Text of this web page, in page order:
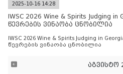
2025-10-16 14:28
IWSC 2026 Wine & Spirits Judging
წევრების ვინაობა ცნობილია
IWSC 2026 Wine & Spirits Judging in
წევრების ვინაობა ცნობილია
აგვისტო